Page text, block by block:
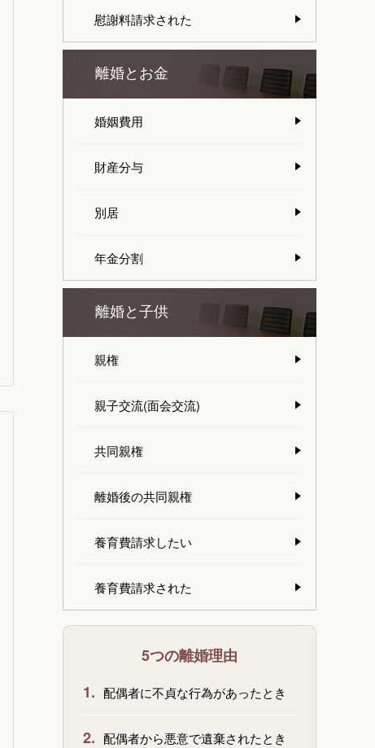
慰謝料請求された
離婚とお金
婚姻費用
財産分与
別居
年金分割
離婚と子供
親権
親子交流(面会交流)
共同親権
離婚後の共同親権
養育費請求したい
養育費請求された
5つの離婚理由
1. 配偶者に不貞な行為があったとき
2. 配偶者から悪意で遺棄されたとき